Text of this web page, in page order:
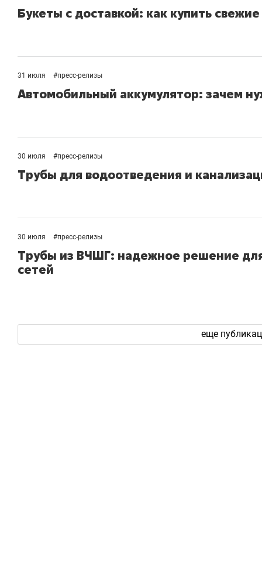
Букеты с доставкой: как купить
31 июля #пресс-релизы
Автомобильный аккумулятор: зачем
30 июля #пресс-релизы
Трубы для водоотведения и
30 июля #пресс-релизы
Трубы из ВЧШГ: надежное решение
сетей
еще